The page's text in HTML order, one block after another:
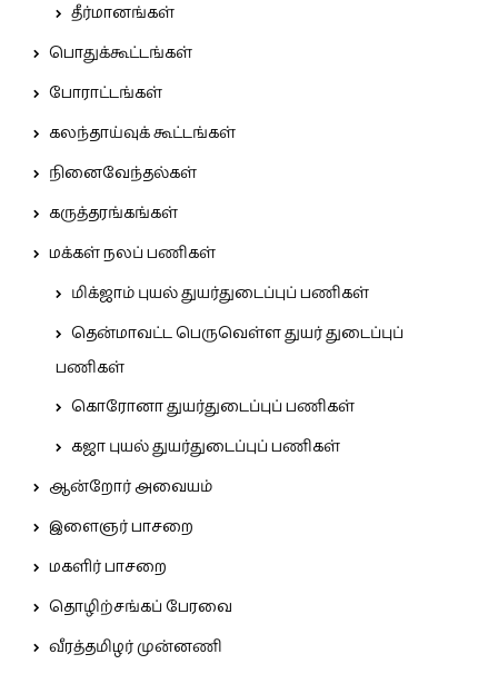
தீர்மானங்கள்
பொதுக்கூட்டங்கள்
போராட்டங்கள்
கலந்தாய்வுக் கூட்டங்கள்
நினைவேந்தல்கள்
கருத்தரங்கங்கள்
மக்கள் நலப் பணிகள்
மிக்ஜாம் புயல் துயர்துடைப்புப் பணிகள்
தென்மாவட்ட பெருவெள்ள துயர் துடைப்புப்
பணிகள்
கொரோனா துயர்துடைப்புப் பணிகள்
கஜா புயல் துயர்துடைப்புப் பணிகள்
ஆன்றோர் அவையம்
இளைஞர் பாசறை
மகளிர் பாசறை
தொழிற்சங்கப் பேரவை
வீரத்தமிழர் முன்னணி